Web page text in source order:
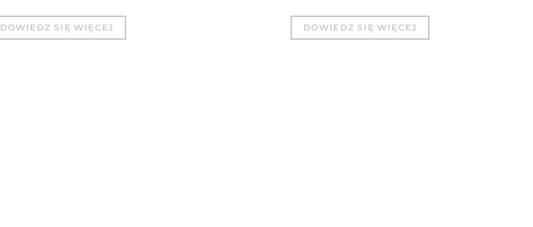
DOWIEDZ SIĘ WIĘCEJ DOWIEDZ SIĘ WIĘCEJ